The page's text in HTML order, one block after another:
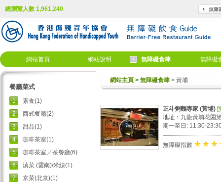
總瀏覽人數 1,961,240
網站首頁 網站說明 無障礙食肆 無障礙
餐廳菜式
1
素食(1)
2
西式餐廳(2)
3
甜品(1)
4
咖啡茶室(1)
5
咖啡茶室／茶餐廳(6)
6
滇菜 (雲南)/米線(1)
7
京菜(北京)(1)
網站主頁 > 無障礙食肆 > 黃埔
正斗粥麵專家 (黃埔) [
地址：九龍黃埔花園
期一至日: 11:30-
無障礙指數 ★ ★